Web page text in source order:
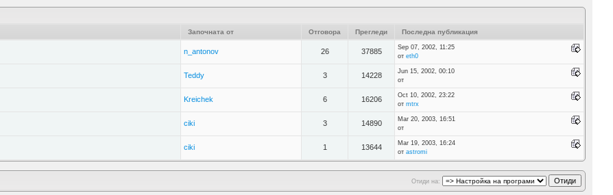
Започната от Отговора Прегледи Последна публикация
n_antonov 26 37885
Sep 07, 2002, 11:25
от eth0
Teddy 3 14228
Jun 15, 2002, 00:10
от
Kreichek 6 16206
Oct 10, 2002, 23:22
от mtrx
ciki 3 14890
Mar 20, 2003, 16:51
от
ciki 1 13644
Mar 19, 2003, 16:24
от astromi
Отиди на: